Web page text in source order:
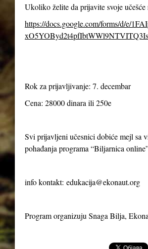
Ukoliko želite da prijavite svoje
https://docs.google.com/forms/d/e/
Rok za prijavljivanje: 7. decembar
Cena: 28000 dinara ili 250e
Svi prijavljeni učesnici dobiće mejl sa
pohađanja programa “Biljarnica
info kontakt: edukacija@ekonaut.org
Program organizuju Snaga Bilja,